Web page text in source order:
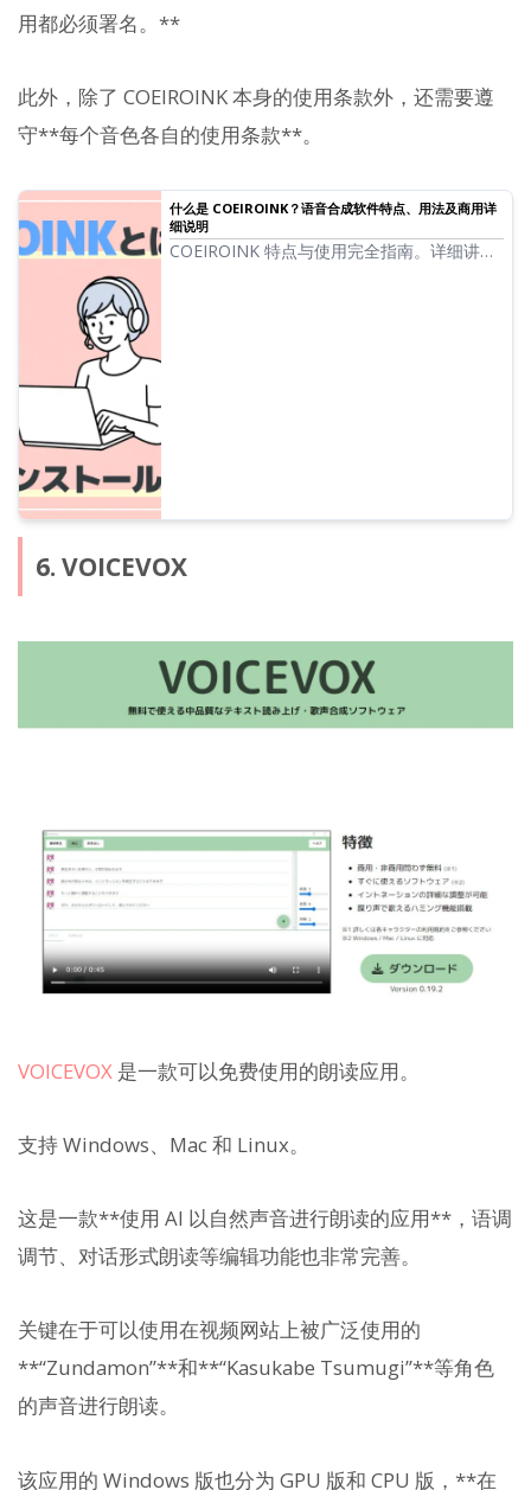
用都必须署名。**
此外，除了 COEIROINK 本身的使用条款外，还需要遵
守**每个音色各自的使用条款**。
什么是 COEIROINK？语音合成软件特点、用法及商用详
细说明
COEIROINK 特点与使用完全指南。详细讲解
6. VOICEVOX
VOICEVOX 是一款可以免费使用的朗读应用。
支持 Windows、Mac 和 Linux。
这是一款**使用 AI 以自然声音进行朗读的应用**，语调
调节、对话形式朗读等编辑功能也非常完善。
关键在于可以使用在视频网站上被广泛使用的
**“Zundamon”**和**“Kasukabe Tsumugi”**等角色
的声音进行朗读。
该应用的 Windows 版也分为 GPU 版和 CPU 版，**在